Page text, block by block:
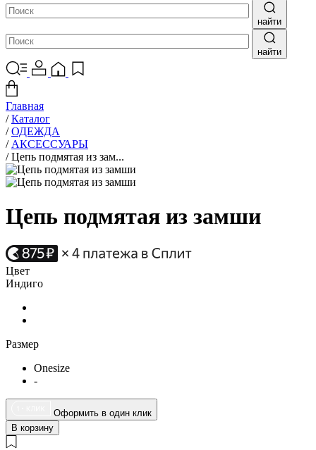
найти
найти
Главная
/ Каталог
/ ОДЕЖДА
/ АКСЕССУАРЫ
/ Цепь подмятая из зам...
Цепь подмятая из замши
Цвет
Индиго
Размер
Onesize
-
Оформить в один клик
В корзину